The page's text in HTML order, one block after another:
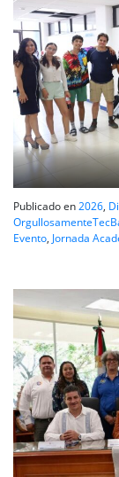
Publicado en2026,
Evento, Jornada